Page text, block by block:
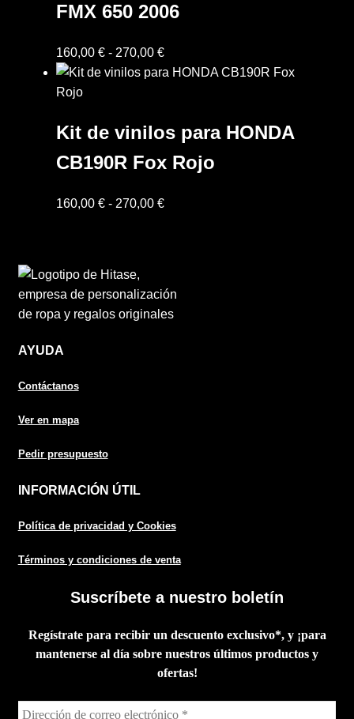
hasta
FMX 650 2006
160,00 € - 270,00 €Rango
de
160,00 €
270,00 €
Kit de vinilos para HONDA
CB190R Fox Rojo
160,00 € - 270,00 €Rango
hasta
270,00 €
AYUDA
Contáctanos
Ver en mapa
Pedir presupuesto
INFORMACIÓN ÚTIL
Política de privacidad y Cookies
Términos y condiciones de venta
Suscríbete a nuestro boletín
Regístrate para recibir un descuento exclusivo*, y ¡para
mantenerse al día sobre nuestros últimos productos y
ofertas!